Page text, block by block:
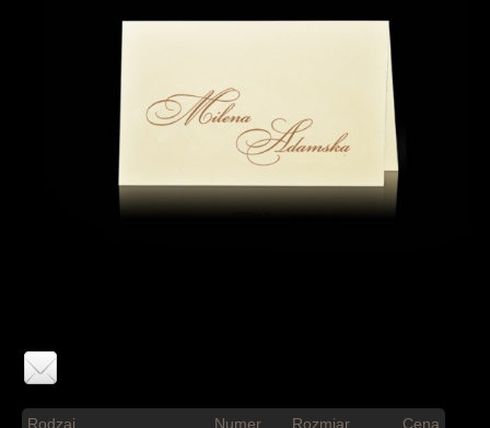
Rodzaj Numer Rozmiar Cena